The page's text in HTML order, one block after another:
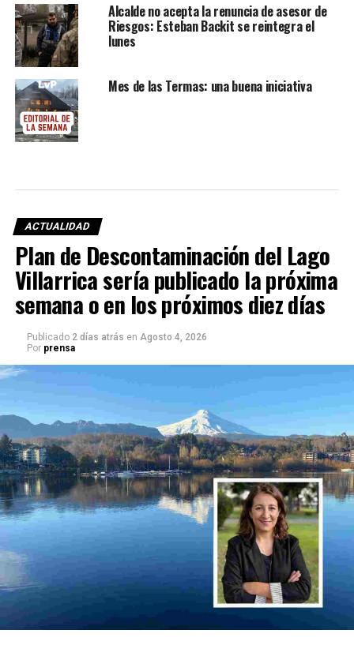
Alcalde no acepta la renuncia de asesor de
Riesgos: Esteban Backit se reintegra el
lunes
Mes de las Termas: una buena iniciativa
ACTUALIDAD
Plan de Descontaminación del Lago
Villarrica sería publicado la próxima
semana o en los próximos diez días
Publicado 2 días atrás en Agosto 4, 2026
Por prensa